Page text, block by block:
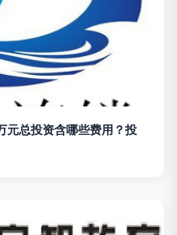
元总投资含哪些费用？投